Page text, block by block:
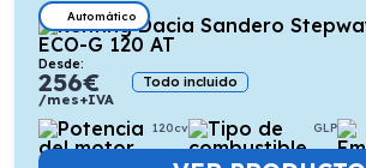
Automático
Desde:
256€
/mes+IVA
Todo incluido
120cv GLP